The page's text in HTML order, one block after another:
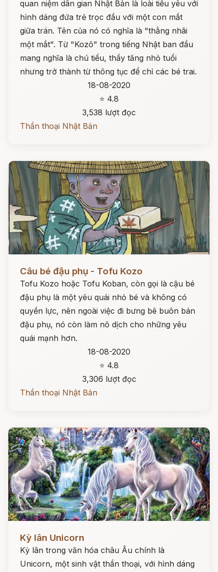
quan niệm dân gian Nhật Bản là loài tiểu yêu với
hình dáng đứa trẻ trọc đầu với một con mắt
giữa trán. Tên của nó có nghĩa là "thằng nhãi
một mắt". Từ "Kozō" trong tiếng Nhật ban đầu
mang nghĩa là chú tiểu, thầy tăng nhỏ tuổi
nhưng trở thành từ thông tục để chỉ các bé trai.
18-08-2020
⭐ 4.8
3,538 lượt đọc
Thần thoại Nhật Bản
Câu bé đậu phụ - Tofu Kozo
Tofu Kozo hoặc Tofu Koban, còn gọi là cậu bé
đậu phụ là một yêu quái nhỏ bé và không có
quyền lực, nên ngoài việc đi bưng bê buôn bán
đậu phụ, nó còn làm nô dịch cho những yêu
quái mạnh hơn.
18-08-2020
⭐ 4.8
3,306 lượt đọc
Thần thoại Nhật Bản
Kỳ lân Unicorn
Kỳ lân trong văn hóa châu Âu chính là
Unicorn, một sinh vật thần thoại, với hình dáng